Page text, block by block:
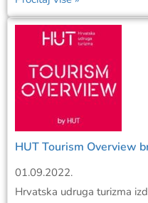
HUT Tourism Overview
01.09.2022.
Hrvatska udruga turizma